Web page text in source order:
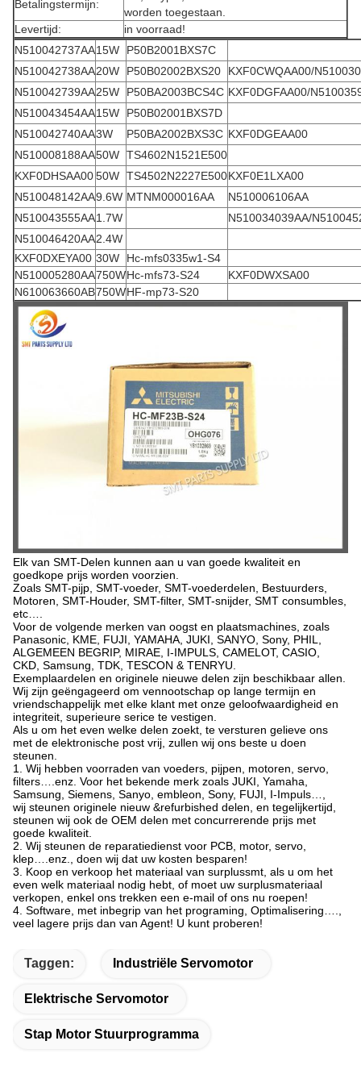
Betalingstermijn:
worden toegestaan.
Levertijd:
in voorraad!
N510042737AA15W
P50B2001BXS7C
N510042738AA20W P50B02002BXS20
KXF0CWQAA00/
N510042739AA25W P50BA2003BCS4C KXF0DGFAA00/
N510043454AA15W
P50B02001BXS7D
N510042740AA3W P50BA2002BXS3C KXF0DGEAA00
N510008188AA50W TS4602N1521E500
KXF0DHSAA0050W TS4502N2227E500KXF0E1LXA00
N510048142AA9.6W MTNM000016AA
N510006106AA
N510043555AA1.7W
N510034039AA/
N510046420AA2.4W
KXF0DXEYA00 30W
Hc-mfs0335w1-S4
N510005280AA750WHc-mfs73-S24
KXF0DWXSA00
N610063660AB750WHF-mp73-S20
Elk van SMT-Delen kunnen aan u van goede kwaliteit en
goedkope prijs worden voorzien.
Zoals SMT-pijp, SMT-voeder, SMT-voederdelen, Bestuurders,
Motoren, SMT-Houder, SMT-filter, SMT-snijder, SMT consumbles,
etc….
Voor de volgende merken van oogst en plaatsmachines, zoals
Panasonic, KME, FUJI, YAMAHA, JUKI, SANYO, Sony, PHIL,
ALGEMEEN BEGRIP, MIRAE, I-IMPULS, CAMELOT, CASIO,
CKD, Samsung, TDK, TESCON & TENRYU.
Exemplaardelen en originele nieuwe delen zijn beschikbaar allen.
Wij zijn geëngageerd om vennootschap op lange termijn en
vriendschappelijk met elke klant met onze geloofwaardigheid en
integriteit, superieure serice te vestigen.
Als u om het even welke delen zoekt, te versturen gelieve ons
met de elektronische post vrij, zullen wij ons beste u doen
steunen.
1. Wij hebben voorraden van voeders, pijpen, motoren, servo,
filters….enz. Voor het bekende merk zoals JUKI, Yamaha,
Samsung, Siemens, Sanyo, embleon, Sony, FUJI, I-Impuls…,
wij steunen originele nieuw &refurbished delen, en tegelijkertijd,
steunen wij ook de OEM delen met concurrerende prijs met
goede kwaliteit.
2. Wij steunen de reparatiedienst voor PCB, motor, servo,
klep….enz., doen wij dat uw kosten besparen!
3. Koop en verkoop het materiaal van surplussmt, als u om het
even welk materiaal nodig hebt, of moet uw surplusmateriaal
verkopen, enkel ons trekken een e-mail of ons nu roepen!
4. Software, met inbegrip van het programing, Optimalisering….,
veel lagere prijs dan van Agent! U kunt proberen!
Taggen: Industriële Servomotor
Elektrische Servomotor
Stap Motor Stuurprogramma